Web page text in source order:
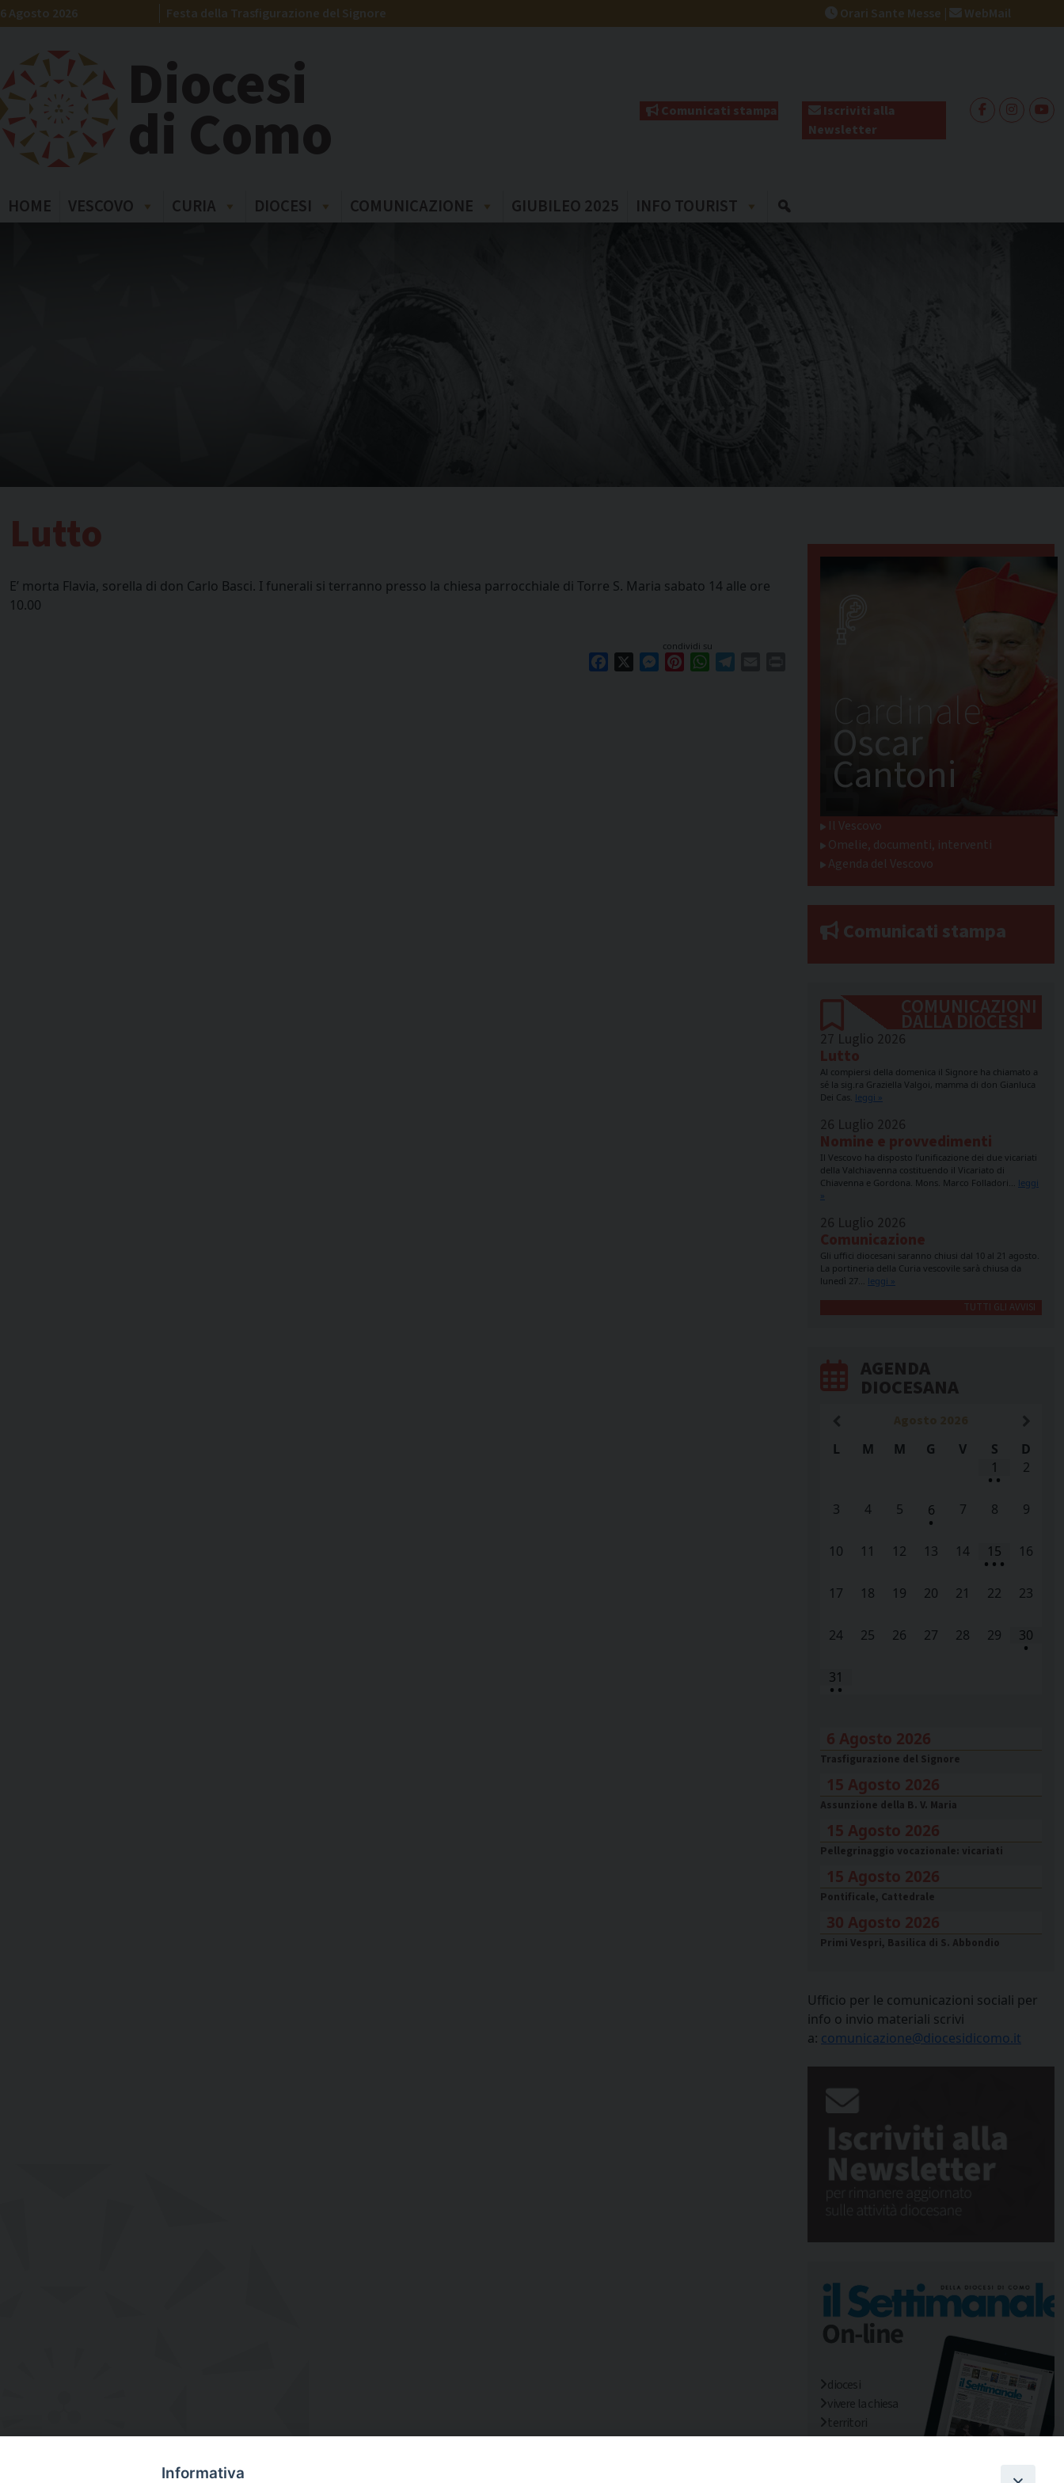
Skip
to
6 Agosto 2026 Festa della Trasfigurazione del Signore Orari Sante Messe | WebMail
Diocesi
di Como Comunicati stampa
Iscriviti alla
Newsletter
HOME VESCOVO CURIA DIOCESI COMUNICAZIONE GIUBILEO 2025 INFO TOURIST
Lutto
E’ morta Flavia, sorella di don Carlo Basci. I funerali si terranno presso la chiesa parrocchiale di Torre S. Maria sabato 14 alle ore
10.00
condividi su
Facebook Messenger
PinterestWhatsApp
Cardinale
Oscar
Cantoni
Il Vescovo
Omelie, documenti, interventi
Agenda del Vescovo
Comunicati stampa
COMUNICAZIONI
DALLA DIOCESI
27 Luglio 2026
Lutto
Al compiersi della domenica il Signore ha chiamato a
sé la sig.ra Graziella Valgoi, mamma di don Gianluca
Dei Cas. leggi »
26 Luglio 2026
Nomine e provvedimenti
Il Vescovo ha disposto l’unificazione dei due vicariati
della Valchiavenna costituendo il Vicariato di
Chiavenna e Gordona. Mons. Marco Folladori… leggi
»
26 Luglio 2026
Comunicazione
Gli uffici diocesani saranno chiusi dal 10 al 21 agosto.
La portineria della Curia vescovile sarà chiusa da
lunedì 27… leggi »
TUTTI GLI AVVISI
AGENDA
DIOCESANA
L
M M G V S
D
1
• •
2
3 4 5 6
•
7 8 9
10 11 12 13 14 15
• • •
16
17 18 19 20 21 22 23
24 25 26 27 28 29 30
•
31
• •
6 Agosto 2026
Trasfigurazione del Signore
15 Agosto 2026
Assunzione della B. V. Maria
15 Agosto 2026
Pellegrinaggio vocazionale: vicariati
15 Agosto 2026
Pontificale, Cattedrale
30 Agosto 2026
Primi Vespri, Basilica di S. Abbondio
Ufficio per le comunicazioni sociali per
info o invio materiali scrivi
a: comunicazione@diocesidicomo.it
diocesi
vivere la chiesa
territori
mondo/missioni
Informativa